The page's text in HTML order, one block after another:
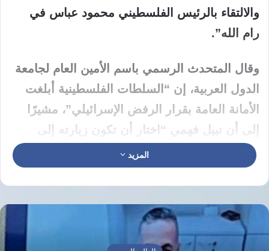
والالتقاء بالرئيس الفلسطيني محمود عباس في
رام الله”.
وقال المتحدث الرسمي باسم الأمين العام لجامعة
الدول العربية، إن “السلطات الفلسطينية أبلغت
الأمانة العامة بقرار الرفض الإسرائيلي”، مشيرًا
إلى أن نبيل فهمي “اختار أن تكون زيارته إلى
الأراضي الفلسطينية المحتلة أولى وجهاته
الخارجية، تأكيدًا على مركزية القضية الفلسطينية
وأضاف المتحدث، أن الشعب الفلسطيني يواجه
ظروفًا صعبة داخل بلداته ومدنه، في ظل تزايد
المزيد